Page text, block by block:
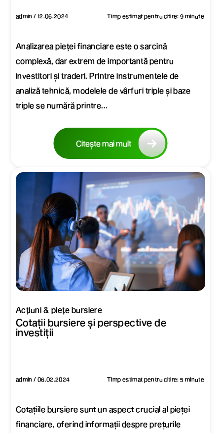
admin / 12.06.2024 Timp estimat pentru citire: 9 minute
Analizarea pieței financiare este o sarcină
complexă, dar extrem de importantă pentru
investitori și traderi. Printre instrumentele de
analiză tehnică, modelele de vârfuri triple și baze
triple se numără printre...
Citește mai mult
Acțiuni & piețe bursiere
Cotații bursiere și perspective de
investiții
admin / 06.02.2024 Timp estimat pentru citire: 5 minute
Cotațiile bursiere sunt un aspect crucial al pieței
financiare, oferind informații despre prețurile